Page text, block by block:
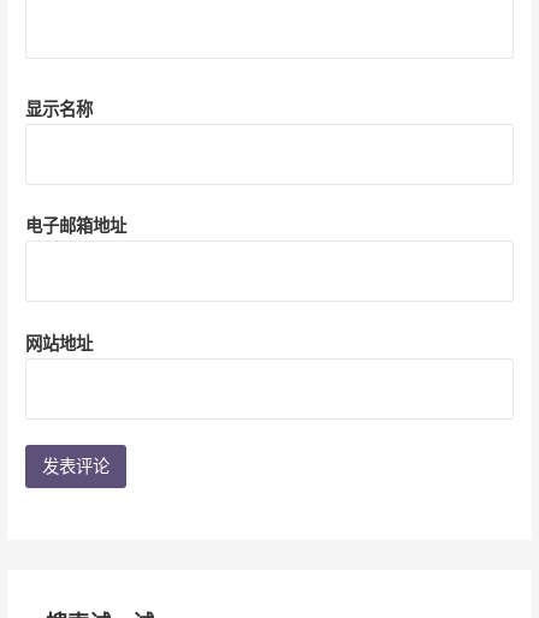
显示名称
电子邮箱地址
网站地址